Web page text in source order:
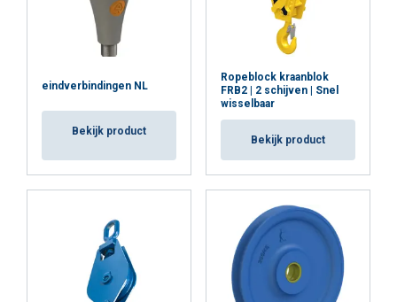
eindverbindingen NL
Bekijk product
Ropeblock kraanblok
FRB2 | 2 schijven | Snel
wisselbaar
Bekijk product